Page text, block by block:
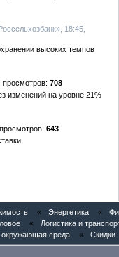
18:45,
высоких темпов
708
изменений на уровне 21%
643
« Энергетика «
« Логистика и
окружающая среда « Скидки